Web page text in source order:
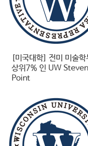
[미국대학] 전미 미술학
상위7% 인 UW
Point